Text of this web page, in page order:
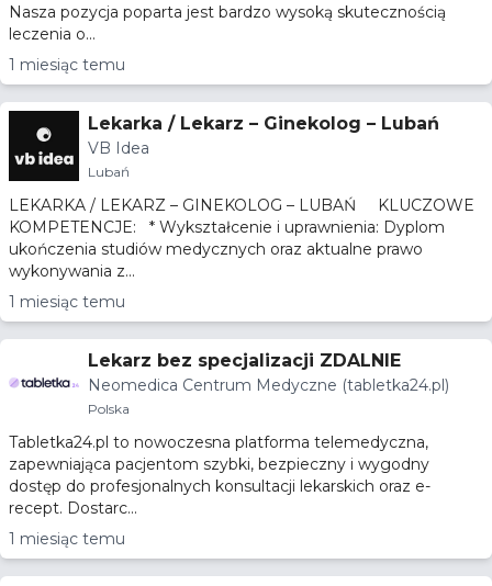
Nasza pozycja poparta jest bardzo wysoką skutecznością
leczenia o...
1 miesiąc temu
Lekarka / Lekarz – Ginekolog – Lubań
VB Idea
Lubań
LEKARKA / LEKARZ – GINEKOLOG – LUBAŃ KLUCZOWE
KOMPETENCJE: * Wykształcenie i uprawnienia: Dyplom
ukończenia studiów medycznych oraz aktualne prawo
wykonywania z...
1 miesiąc temu
Lekarz bez specjalizacji ZDALNIE
Neomedica Centrum Medyczne (tabletka24.pl)
Polska
Tabletka24.pl to nowoczesna platforma telemedyczna,
zapewniająca pacjentom szybki, bezpieczny i wygodny
dostęp do profesjonalnych konsultacji lekarskich oraz e-
recept. Dostarc...
1 miesiąc temu